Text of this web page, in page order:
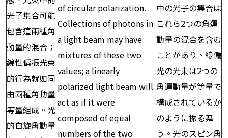
光子集合可能
包含這兩種角
動量的混合；
線性偏振光束
的行為就如同
由兩種角動量
等量組成。光
的自旋角動量
of circular polarization.
Collections of photons in
a light beam may have
mixtures of these two
values; a linearly
polarized light beam will
act as if it were
composed of equal
numbers of the two
中の光子の集合は
これら2つの角運
動量の混合を含む
ことがあり、線偏
光の光束は2つの
角運動量が等量で
構成されているか
のように振る舞
う。光のスピン角